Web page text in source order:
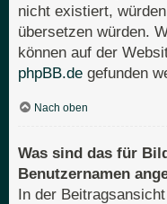
nicht existiert,
übersetzen würden.
können auf der
phpBB.de gefunden
Nach oben
Was sind das für
Benutzernamen
In der